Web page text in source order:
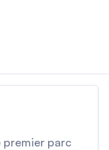
premier parc